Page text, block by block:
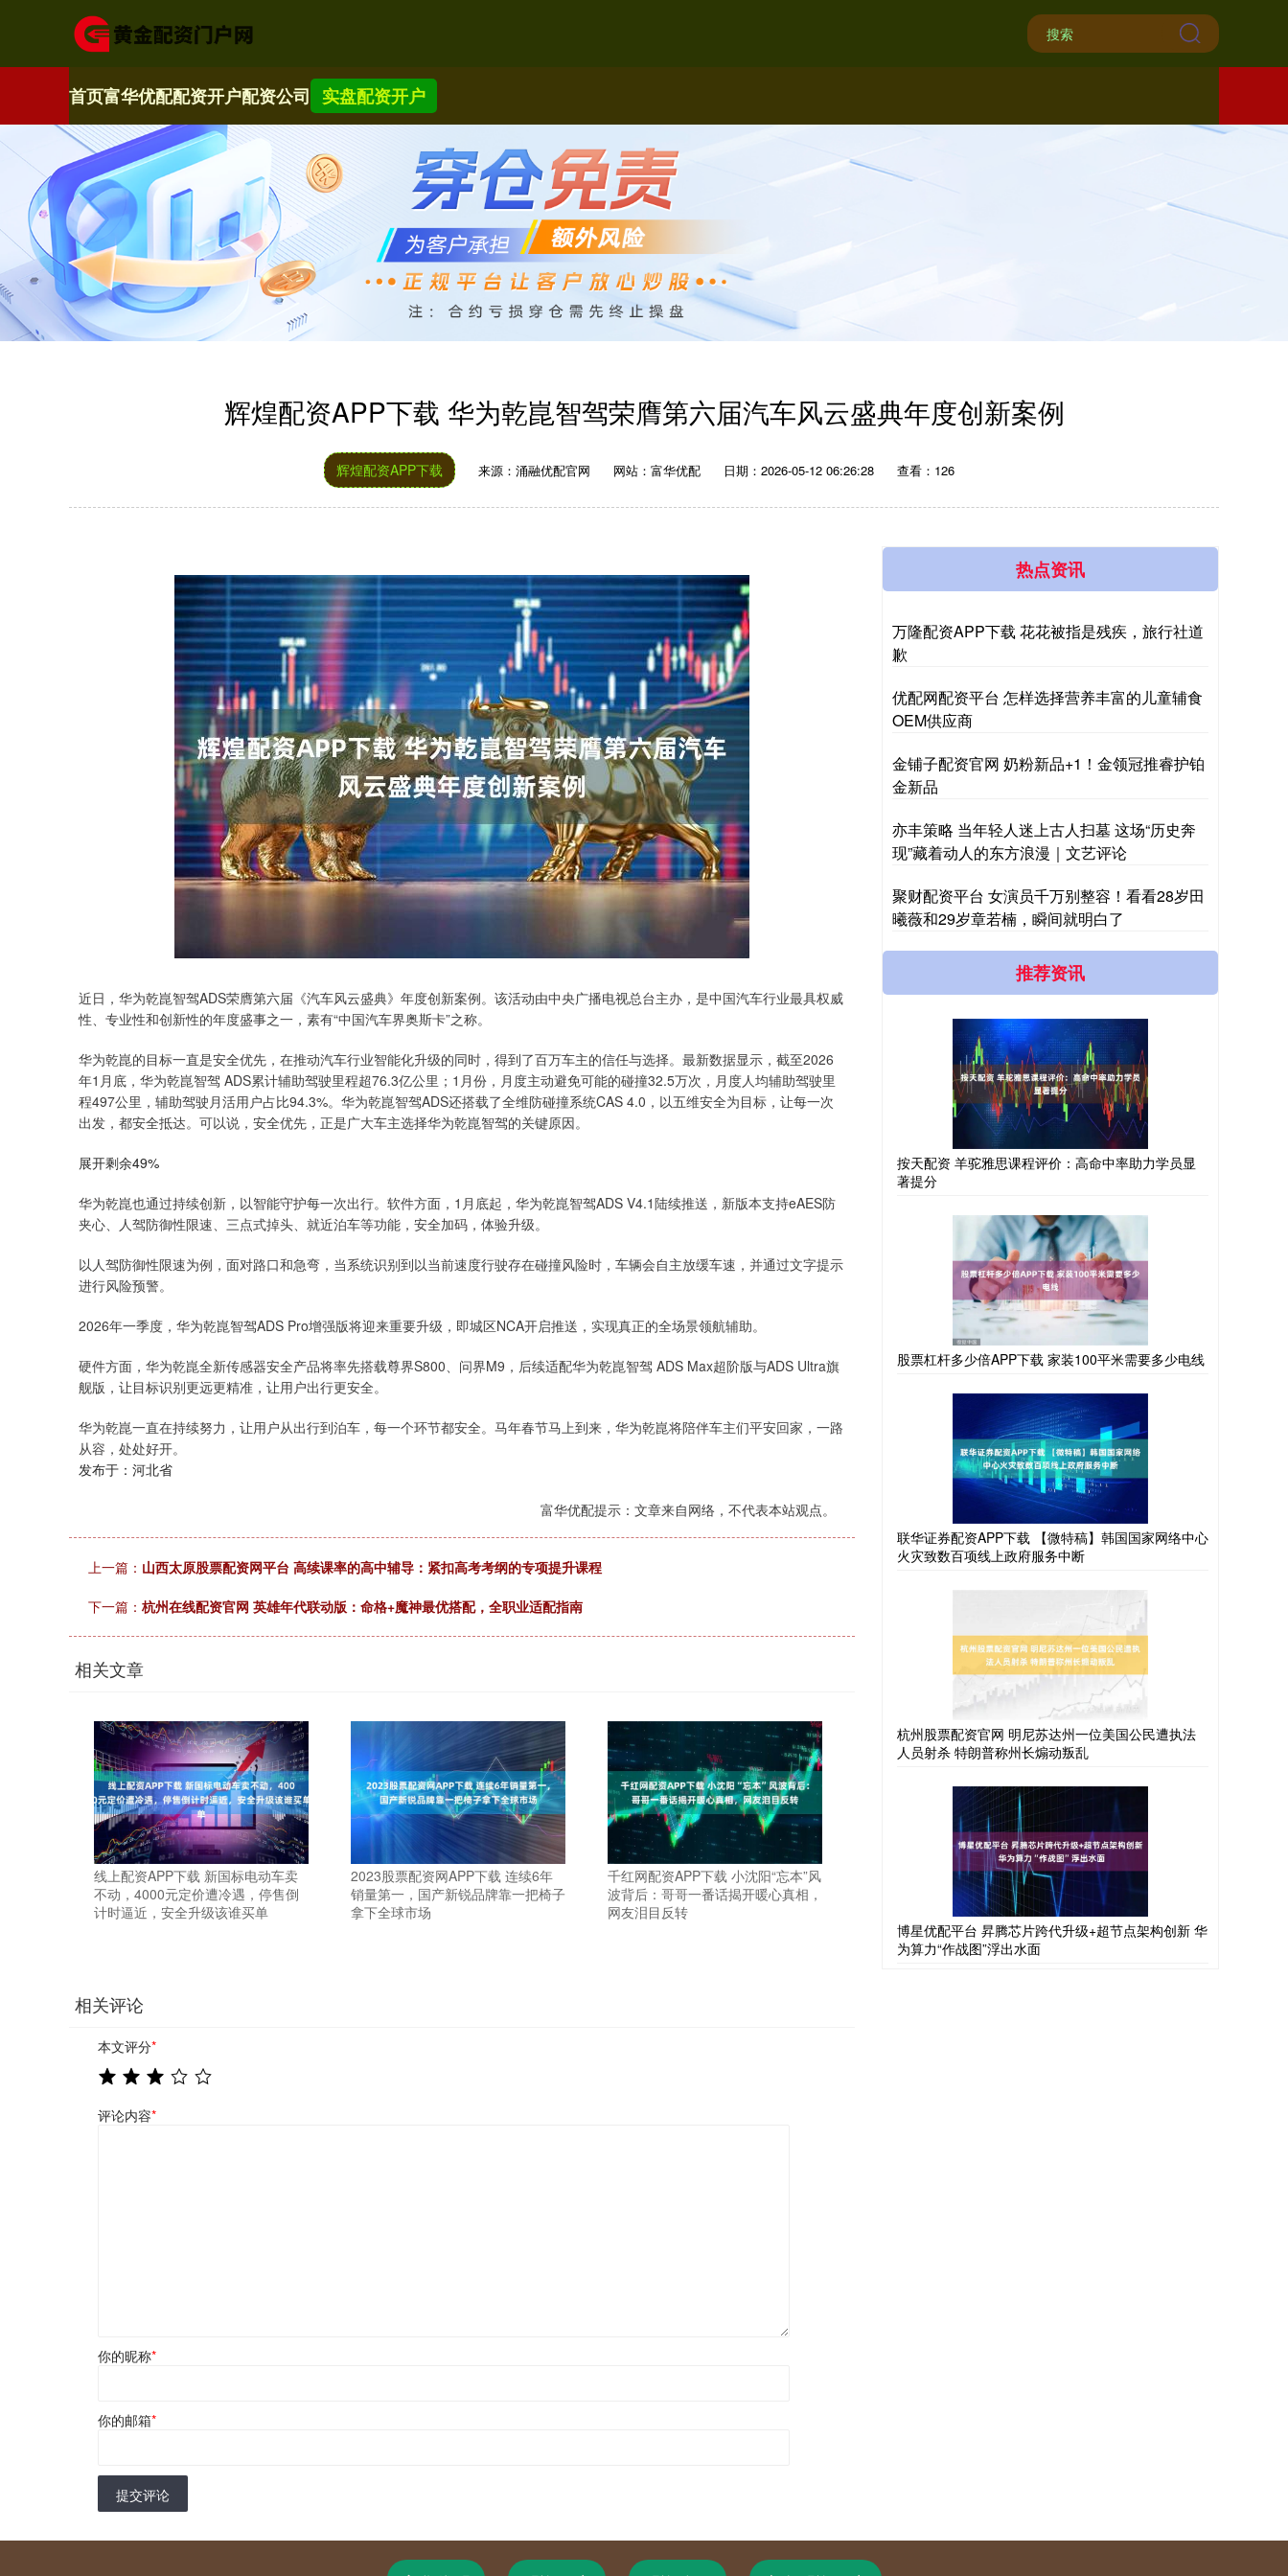
首页富华优配配资开户配资公司 实盘配资开户
辉煌配资APP下载 华为乾崑智驾荣膺第六届汽车风云盛典年度创新案例
辉煌配资APP下载 来源：涌融优配官网 网站：富华优配 日期：2026-05-12 06:26:28 查看：126
近日，华为乾崑智驾ADS荣膺第六届《汽车风云盛典》年度创新案例。该活动由中央广播电视总台主办，是中国汽车行业最具权威
性、专业性和创新性的年度盛事之一，素有“中国汽车界奥斯卡”之称。
华为乾崑的目标一直是安全优先，在推动汽车行业智能化升级的同时，得到了百万车主的信任与选择。最新数据显示，截至2026
年1月底，华为乾崑智驾 ADS累计辅助驾驶里程超76.3亿公里；1月份，月度主动避免可能的碰撞32.5万次，月度人均辅助驾驶里
程497公里，辅助驾驶月活用户占比94.3%。华为乾崑智驾ADS还搭载了全维防碰撞系统CAS 4.0，以五维安全为目标，让每一次
出发，都安全抵达。可以说，安全优先，正是广大车主选择华为乾崑智驾的关键原因。
展开剩余49%
华为乾崑也通过持续创新，以智能守护每一次出行。软件方面，1月底起，华为乾崑智驾ADS V4.1陆续推送，新版本支持eAES防
夹心、人驾防御性限速、三点式掉头、就近泊车等功能，安全加码，体验升级。
以人驾防御性限速为例，面对路口和急弯，当系统识别到以当前速度行驶存在碰撞风险时，车辆会自主放缓车速，并通过文字提示
进行风险预警。
2026年一季度，华为乾崑智驾ADS Pro增强版将迎来重要升级，即城区NCA开启推送，实现真正的全场景领航辅助。
硬件方面，华为乾崑全新传感器安全产品将率先搭载尊界S800、问界M9，后续适配华为乾崑智驾 ADS Max超阶版与ADS Ultra旗
舰版，让目标识别更远更精准，让用户出行更安全。
华为乾崑一直在持续努力，让用户从出行到泊车，每一个环节都安全。马年春节马上到来，华为乾崑将陪伴车主们平安回家，一路
从容，处处好开。
发布于：河北省
富华优配提示：文章来自网络，不代表本站观点。
上一篇： 山西太原股票配资网平台 高续课率的高中辅导：紧扣高考考纲的专项提升课程
下一篇： 杭州在线配资官网 英雄年代联动版：命格+魔神最优搭配，全职业适配指南
相关文章
线上配资APP下载 新国标电动车卖
不动，4000元定价遭冷遇，停售倒
计时逼近，安全升级该谁买单
2023股票配资网APP下载 连续6年
销量第一，国产新锐品牌靠一把椅子
拿下全球市场
千红网配资APP下载 小沈阳“忘本”风
波背后：哥哥一番话揭开暖心真相，
网友泪目反转
相关评论
本文评分*
评论内容*
你的昵称*
你的邮箱*
提交评论
热点资讯
万隆配资APP下载 花花被指是残疾，旅行社道
歉
优配网配资平台 怎样选择营养丰富的儿童辅食
OEM供应商
金铺子配资官网 奶粉新品+1！金领冠推睿护铂
金新品
亦丰策略 当年轻人迷上古人扫墓 这场“历史奔
现”藏着动人的东方浪漫｜文艺评论
聚财配资平台 女演员千万别整容！看看28岁田
曦薇和29岁章若楠，瞬间就明白了
推荐资讯
按天配资 羊驼雅思课程评价：高命中率助力学员显
著提分
股票杠杆多少倍APP下载 家装100平米需要多少电线
联华证券配资APP下载 【微特稿】韩国国家网络中心
火灾致数百项线上政府服务中断
杭州股票配资官网 明尼苏达州一位美国公民遭执法
人员射杀 特朗普称州长煽动叛乱
博星优配平台 昇腾芯片跨代升级+超节点架构创新 华
为算力“作战图”浮出水面